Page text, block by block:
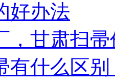
好办法
，甘肃扫帚
有什么区别